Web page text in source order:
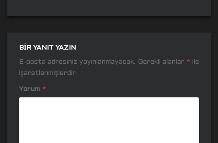
BIR YANIT YAZIN
E-posta adresiniz yayınlanmayacak. Gerekli alanlar * ile
işaretlenmişlerdir
Yorum *